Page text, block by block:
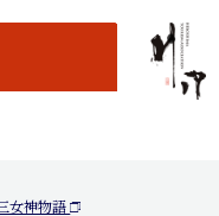
女神物語